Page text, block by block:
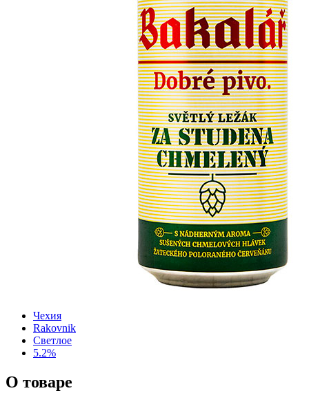
Чехия
Rakovnik
Светлое
5.2%
О товаре